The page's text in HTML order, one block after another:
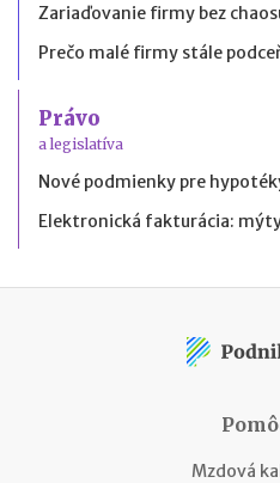
Zariaďovanie firmy bez
Prečo malé firmy stále
Právo
a legislatíva
Nové podmienky pre
Elektronická fakturácia:
Mzdová